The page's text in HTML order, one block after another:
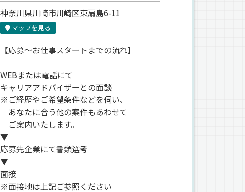
神奈川県川崎市川崎区東扇島6-11
マップを見る
【応募～お仕事スタートまでの流れ】
WEBまたは電話にて
キャリアアドバイザーとの面談
※ご経歴やご希望条件などを伺い、
あなたに合う他の案件もあわせて
ご案内いたします。
▼
応募先企業にて書類選考
▼
面接
※面接地は上記ご参照ください